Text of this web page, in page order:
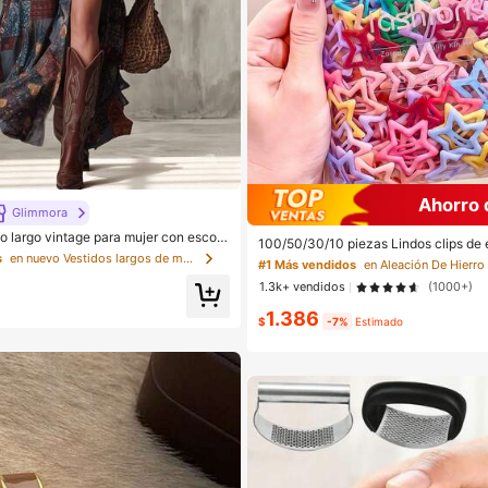
Glimmora
largo vintage para mujer con escote
alta
en nuevo Vestidos largos de mujer
Ahorro
100/50/30/10 piezas Lindos clips de
puntas estilo Y2K, clips de cabello
os básicos para el cabello -
o diario en la escuela, fiestas,
#1 Más vendidos
1.3k+ vendidos
(1000+)
$1.386 -7% Estimado